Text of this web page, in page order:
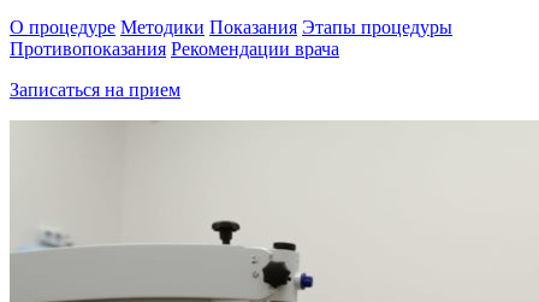
О процедуре Методики Показания Этапы процедуры
Противопоказания Рекомендации врача
Записаться на прием